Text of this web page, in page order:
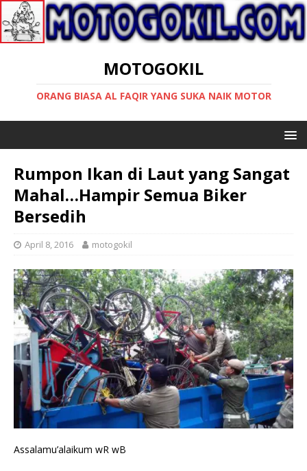
MOTOGOKIL
ORANG BIASA AL FAQIR YANG SUKA NAIK MOTOR
Rumpon Ikan di Laut yang Sangat
Mahal…Hampir Semua Biker
Bersedih
April 8, 2016 motogokil
Assalamu’alaikum wR wB